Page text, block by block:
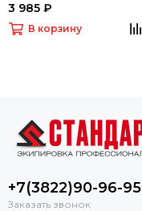
3 985 ₽
В корзину
+7(3822)90-96-95
Заказать звонок